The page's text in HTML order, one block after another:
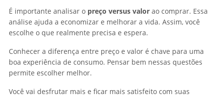
É importante analisar o preço versus valor ao comprar. Essa
análise ajuda a economizar e melhorar a vida. Assim, você
escolhe o que realmente precisa e espera.
Conhecer a diferença entre preço e valor é chave para uma
boa experiência de consumo. Pensar bem nessas questões
permite escolher melhor.
Você vai desfrutar mais e ficar mais satisfeito com suas